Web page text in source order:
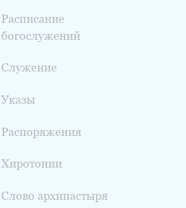
Расписание
богослужений
Служение
Указы
Распоряжения
Хиротонии
Слово архипастыря